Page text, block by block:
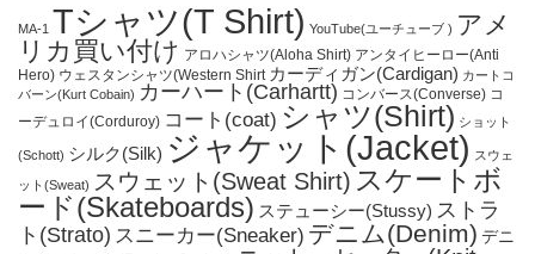
MA-1 Tシャツ(T Shirt) YouTube(ユーチューブ ) アメ
リカ買い付け アロハシャツ(Aloha Shirt) アンタイヒーロー(Anti
Hero) ウェスタンシャツ(Western Shirt カーディガン(Cardigan) カートコ
バーン(Kurt Cobain) カーハート(Carhartt) コンバース(Converse) コ
ーデュロイ(Corduroy) コート(coat) シャツ(Shirt) ショット
(Schott) シルク(Silk) ジャケット(Jacket) スウェ
ット(Sweat) スウェット(Sweat Shirt) スケートボ
ード(Skateboards) ステューシー(Stussy) ストラ
ト(Strato) スニーカー(Sneaker) デニム(Denim) デニ